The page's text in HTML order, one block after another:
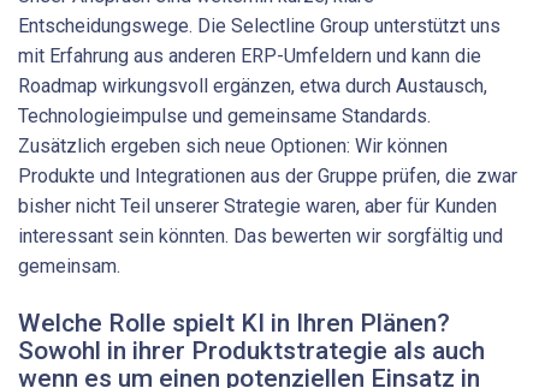
Entscheidungswege. Die Selectline Group unterstützt uns
mit Erfahrung aus anderen ERP-Umfeldern und kann die
Roadmap wirkungsvoll ergänzen, etwa durch Austausch,
Technologieimpulse und gemeinsame Standards.
Zusätzlich ergeben sich neue Optionen: Wir können
Produkte und Integrationen aus der Gruppe prüfen, die zwar
bisher nicht Teil unserer Strategie waren, aber für Kunden
interessant sein könnten. Das bewerten wir sorgfältig und
gemeinsam.
Welche Rolle spielt KI in Ihren Plänen?
Sowohl in ihrer Produktstrategie als auch
wenn es um einen potenziellen Einsatz in